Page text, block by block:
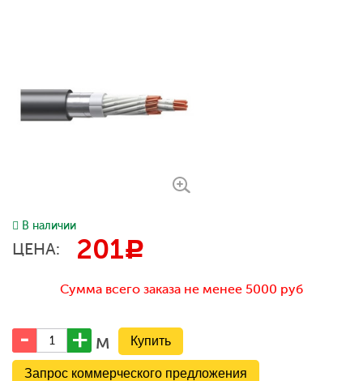
В наличии
ЦЕНА: 201c
Сумма всего заказа не менее 5000 руб
м
Запрос коммерческого предложения